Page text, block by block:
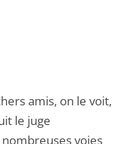
amis, on le voit,
le juge
voies